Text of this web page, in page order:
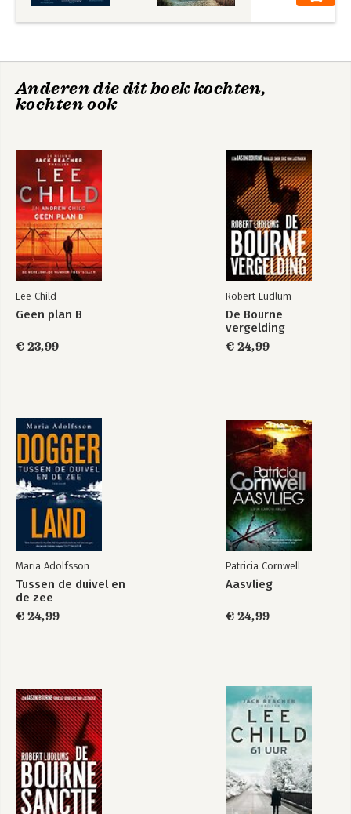
Anderen die dit boek kochten,
kochten ook
Lee Child
Geen plan B
€ 23,99
Robert Ludlum
De Bourne
vergelding
€ 24,99
Maria Adolfsson
Tussen de duivel en
de zee
€ 24,99
Patricia Cornwell
Aasvlieg
€ 24,99